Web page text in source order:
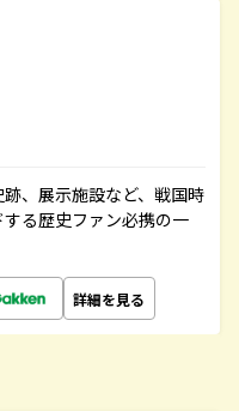
、展示施設など、戦国時
る歴史ファン必携の一
詳細を見る